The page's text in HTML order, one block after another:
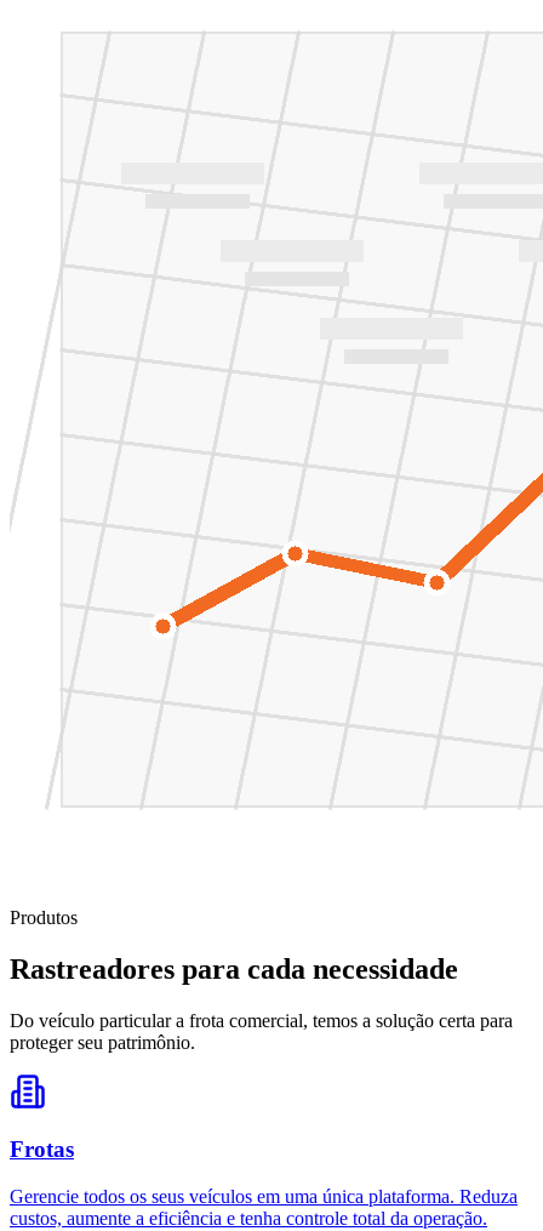
Produtos
Rastreadores para cada necessidade
Do veículo particular a frota comercial, temos a solução certa para
proteger seu patrimônio.
Frotas
Gerencie todos os seus veículos em uma única plataforma. Reduza
custos, aumente a eficiência e tenha controle total da operação.